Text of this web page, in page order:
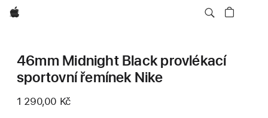
Apple
46mm Midnight Black provlékací
sportovní řemínek Nike
1 290,00 Kč